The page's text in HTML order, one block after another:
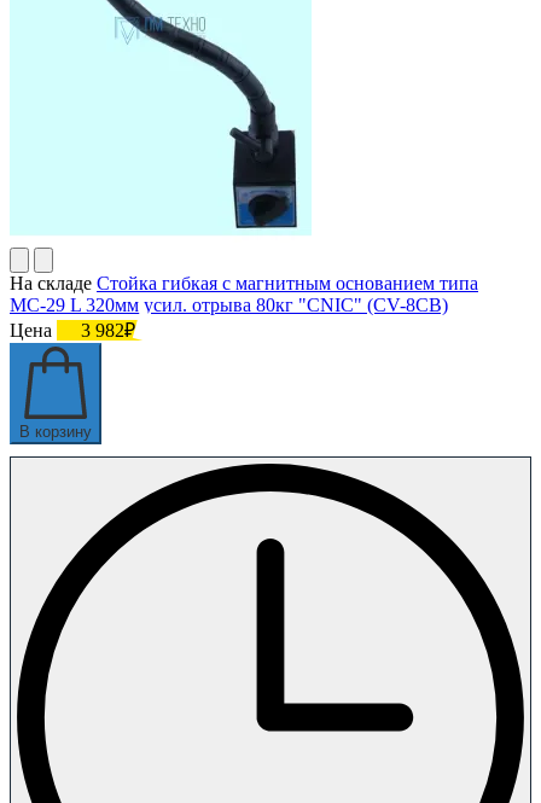
На складе Стойка гибкая с магнитным основанием типа
МС-29 L 320мм усил. отрыва 80кг "CNIC" (CV-8CВ)
Цена
3 982₽
В корзину